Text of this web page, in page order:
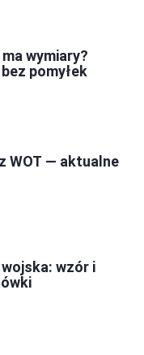
wymiary?
pomyłek
WOT — aktualne
wzór i